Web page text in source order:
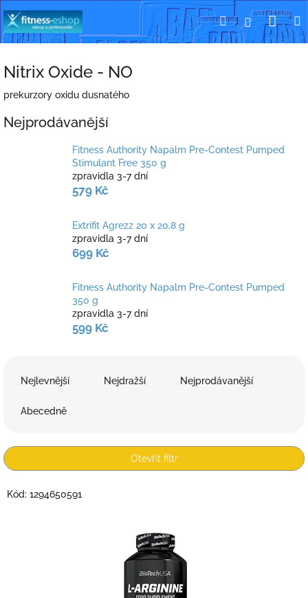
na
obsah
HledatPřihlášení
Nitrix Oxide - NO
prekurzory oxidu dusnatého
Nejprodávanější
Fitness Authority Napalm Pre-Contest Pumped
Stimulant Free 350 g
zpravidla 3-7 dní
579 Kč
Extrifit Agrezz 20 x 20,8 g
zpravidla 3-7 dní
699 Kč
Fitness Authority Napalm Pre-Contest Pumped
350 g
zpravidla 3-7 dní
599 Kč
p
r
d
Nejlevnější Nejdražší Nejprodávanější
Abecedně
Otevřít filtr
V
Kód: 1294650591